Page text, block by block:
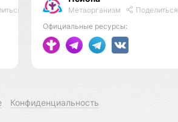
Метаорганизм
Поделиться
Официальные ресурсы:
Конфиденциальность